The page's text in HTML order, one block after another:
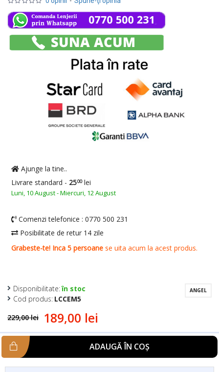
229,00 lei 189,00 lei
Disponibilitate:în stoc
Cod produs: LCCEM5
ANGEL
ADAUGĂ ÎN COŞ